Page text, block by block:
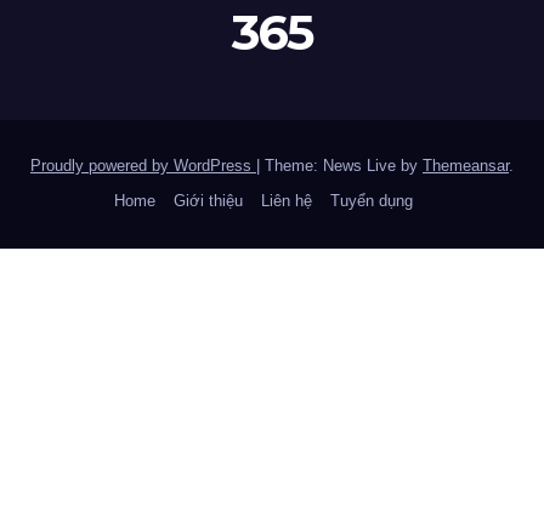
365
Proudly powered by WordPress | Theme: News Live by Themeansar.
Home
Giới thiệu Liên hệ Tuyển dụng